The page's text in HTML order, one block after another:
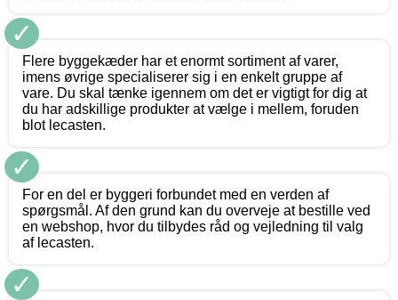
✓
Flere byggekæder har et enormt sortiment af varer,
imens øvrige specialiserer sig i en enkelt gruppe af
vare. Du skal tænke igennem om det er vigtigt for dig at
du har adskillige produkter at vælge i mellem, foruden
blot lecasten.
✓
For en del er byggeri forbundet med en verden af
spørgsmål. Af den grund kan du overveje at bestille ved
en webshop, hvor du tilbydes råd og vejledning til valg
af lecasten.
✓